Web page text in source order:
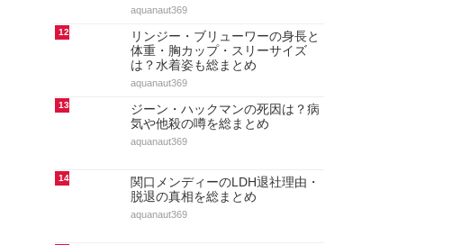
aquanaut369
12
リンジー・ブリューワーの身長と
体重・胸カップ・スリーサイズ
は？水着姿も総まとめ
aquanaut369
13
ジーン・ハックマンの死因は？病
気や他殺の噂を総まとめ
aquanaut369
14
関口メンディーのLDH退社理由・
脱退の真相を総まとめ
aquanaut369